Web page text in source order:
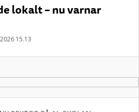
lokalt – nu varnar
15.13